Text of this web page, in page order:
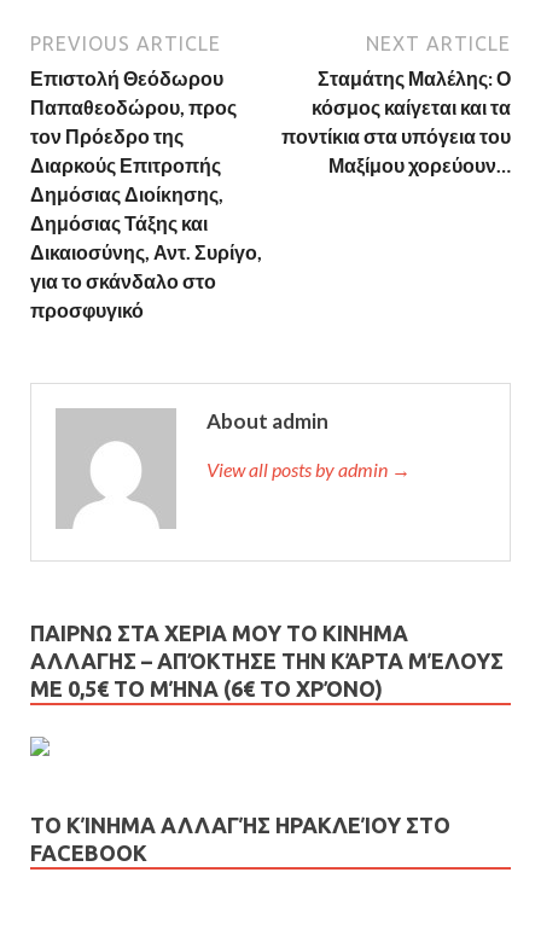
PREVIOUS ARTICLE
Επιστολή Θεόδωρου
Παπαθεοδώρου, προς
τον Πρόεδρο της
Διαρκούς Επιτροπής
Δημόσιας Διοίκησης,
Δημόσιας Τάξης και
Δικαιοσύνης, Αντ. Συρίγο,
για το σκάνδαλο στο
προσφυγικό
NEXT ARTICLE
Σταμάτης Μαλέλης: Ο
κόσμος καίγεται και τα
ποντίκια στα υπόγεια του
Μαξίμου χορεύουν…
About admin
View all posts by admin →
ΠΑΙΡΝΩ ΣΤΑ ΧΕΡΙΑ ΜΟΥ ΤΟ ΚΙΝΗΜΑ
ΑΛΛΑΓΗΣ – AΠΌΚΤΗΣΕ ΤΗΝ ΚΆΡΤΑ ΜΈΛΟΥΣ
ΜΕ 0,5€ ΤΟ ΜΉΝΑ (6€ ΤΟ ΧΡΌΝΟ)
ΤΟ ΚΊΝΗΜΑ ΑΛΛΑΓΉΣ ΗΡΑΚΛΕΊΟΥ ΣΤΟ
FACEBOOK